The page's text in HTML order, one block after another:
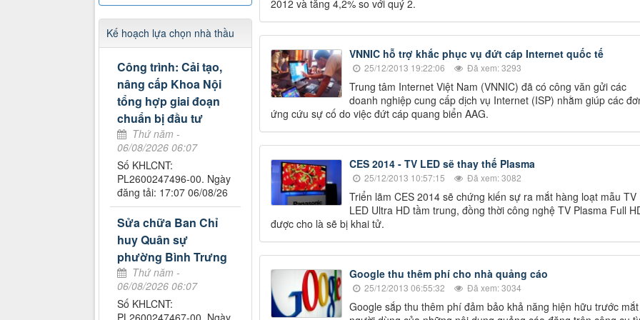
2012 và tăng 4,2% so với quý 2.
VNNIC hỗ trợ khắc phục vụ đứt cáp Internet quốc tế
25/12/2013 19:22:06 Đã xem: 3293
Trung tâm Internet Việt Nam (VNNIC) đã có công văn gửi các
doanh nghiệp cung cấp dịch vụ Internet (ISP) nhằm giúp các
ứng cứu sự cố do việc đứt cáp quang biển AAG.
CES 2014 - TV LED sẽ thay thế Plasma
25/12/2013 10:57:15 Đã xem: 3082
Triển lãm CES 2014 sẽ chứng kiến sự ra mắt hàng loạt mẫu TV
LED Ultra HD tầm trung, đồng thời công nghệ TV Plasma Full
được cho là sẽ bị khai tử.
Google thu thêm phí cho nhà quảng cáo
25/12/2013 06:55:32 Đã xem: 3034
Google sắp thu thêm phí đảm bảo khả năng hiện hữu trước mắt
Kế hoạch lựa chọn nhà thầu
Công trình: Cải tạo,
nâng cấp Khoa Nội
tổng hợp giai đoạn
chuẩn bị đầu tư
Thứ năm -
06/08/2026 06:07
Số KHLCNT:
PL2600247496-00. Ngày
đăng tải: 17:07 06/08/26
Sửa chữa Ban Chỉ
huy Quân sự
phường Bình Trưng
Thứ năm -
06/08/2026 06:07
Số KHLCNT: